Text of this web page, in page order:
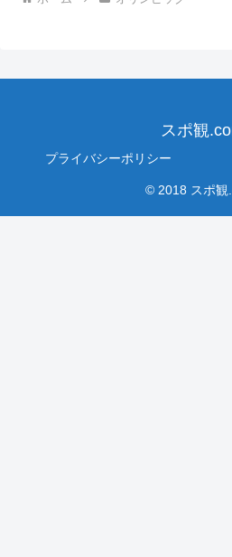
スポ観
プライバシーポリシー
© 2018 スポ観